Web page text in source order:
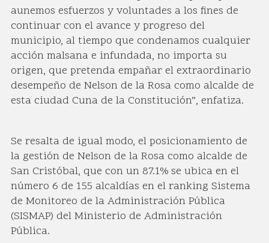
aunemos esfuerzos y voluntades a los fines de
continuar con el avance y progreso del
municipio, al tiempo que condenamos cualquier
acción malsana e infundada, no importa su
origen, que pretenda empañar el extraordinario
desempeño de Nelson de la Rosa como alcalde de
esta ciudad Cuna de la Constitución”, enfatiza.
Se resalta de igual modo, el posicionamiento de
la gestión de Nelson de la Rosa como alcalde de
San Cristóbal, que con un 87.1% se ubica en el
número 6 de 155 alcaldías en el ranking Sistema
de Monitoreo de la Administración Pública
(SISMAP) del Ministerio de Administración
Pública.